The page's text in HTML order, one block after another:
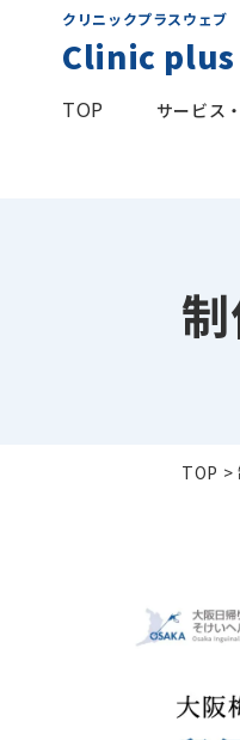
クリニックプラスウェブ
Clinic plus
TOP サービス
TOP >